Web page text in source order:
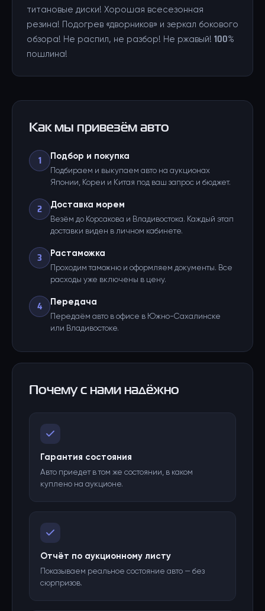
титановые диски! Хорошая всесезонная
резина! Подогрев «дворников» и зеркал бокового
обзора! Не распил, не разбор! Не ржавый! 100%
пошлина!
Как мы привезём авто
1 Подбор и покупка
Подбираем и выкупаем авто на аукционах
Японии, Кореи и Китая под ваш запрос и бюджет.
2 Доставка морем
Везём до Корсакова и Владивостока. Каждый этап
доставки виден в личном кабинете.
3 Растаможка
Проходим таможню и оформляем документы. Все
расходы уже включены в цену.
4 Передача
Передаём авто в офисе в Южно-Сахалинске
или Владивостоке.
Почему с нами надёжно
Гарантия состояния
Авто приедет в том же состоянии, в каком
куплено на аукционе.
Отчёт по аукционному листу
Показываем реальное состояние авто — без
сюрпризов.